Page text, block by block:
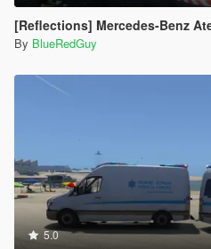
[Reflections] Mercedes-Benz
By BlueRedGuy
5.0